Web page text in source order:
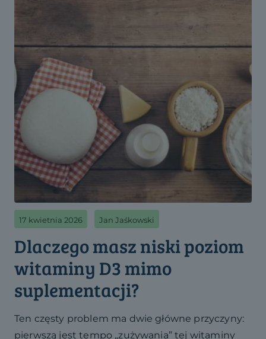
17 kwietnia 2026 Jan Jaśkowski
Dlaczego masz niski poziom
witaminy D3 mimo
suplementacji?
Ten częsty problem ma dwie główne przyczyny:
pierwszą jest tempo „zużywania” tej witaminy